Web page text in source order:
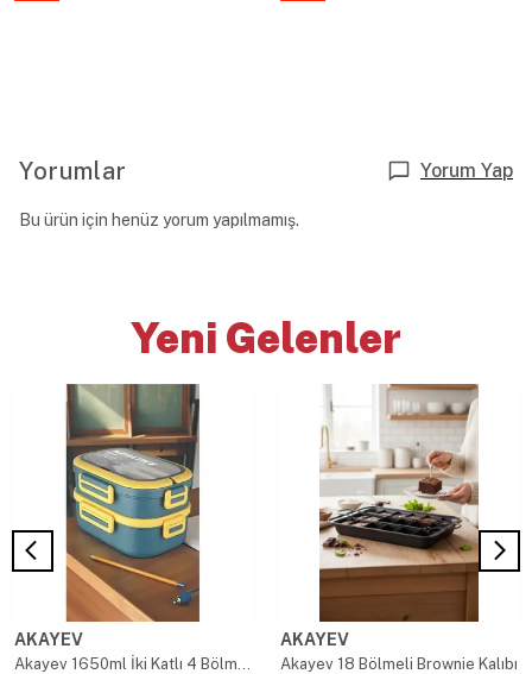
Yorumlar Yorum Yap
Bu ürün için henüz yorum yapılmamış.
Yeni Gelenler
AKAYEV
Akayev 1650ml İki Katlı 4 Bölmeli Çelik Yemek Kabı Mavi
AKAYEV
Akayev 18 Bölmeli Brownie Kalıbı